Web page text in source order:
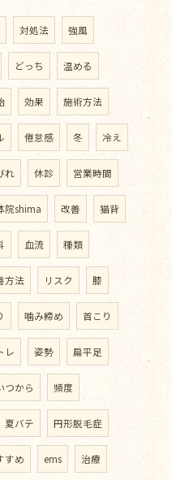
対処法 強風
どっち 温める
効果 施術方法
倦怠感 冬 冷え
れ 休診 営業時間
院shima 改善 猫背
血流 種類
方法 リスク 膝
噛み締め 首こり
レ 姿勢 扁平足
つから 頻度
夏バテ 円形脱毛症
すめ ems 治療